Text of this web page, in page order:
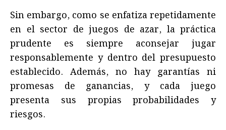
Sin embargo, como se enfatiza repetidamente
en el sector de juegos de azar, la práctica
prudente es siempre aconsejar jugar
responsablemente y dentro del presupuesto
establecido. Además, no hay garantías ni
promesas de ganancias, y cada juego
presenta sus propias probabilidades y
riesgos.